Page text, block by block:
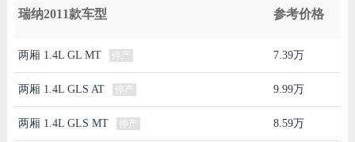
瑞纳2011款车型 参考价格
两厢 1.4L GL MT 停产 7.39万
两厢 1.4L GLS AT 停产 9.99万
两厢 1.4L GLS MT 停产 8.59万